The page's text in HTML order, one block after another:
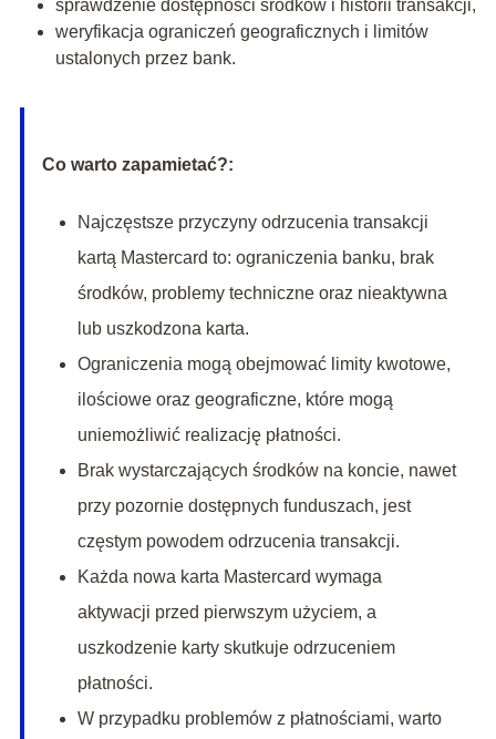
sprawdzenie dostępności środków i historii transakcji,
weryfikacja ograniczeń geograficznych i limitów
ustalonych przez bank.
Co warto zapamietać?:
Najczęstsze przyczyny odrzucenia transakcji
kartą Mastercard to: ograniczenia banku, brak
środków, problemy techniczne oraz nieaktywna
lub uszkodzona karta.
Ograniczenia mogą obejmować limity kwotowe,
ilościowe oraz geograficzne, które mogą
uniemożliwić realizację płatności.
Brak wystarczających środków na koncie, nawet
przy pozornie dostępnych funduszach, jest
częstym powodem odrzucenia transakcji.
Każda nowa karta Mastercard wymaga
aktywacji przed pierwszym użyciem, a
uszkodzenie karty skutkuje odrzuceniem
płatności.
W przypadku problemów z płatnościami, warto